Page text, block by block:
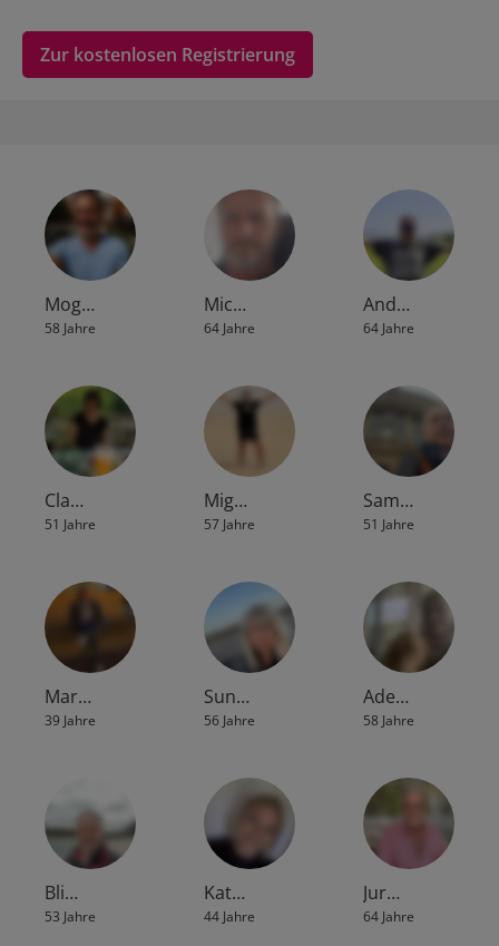
Zur kostenlosen Registrierung
Mog…
58 Jahre
Mic…
64 Jahre
And…
64 Jahre
Cla…
51 Jahre
Mig…
57 Jahre
Sam…
51 Jahre
Mar…
39 Jahre
Sun…
56 Jahre
Ade…
58 Jahre
Bli…
53 Jahre
Kat…
44 Jahre
Jur…
64 Jahre